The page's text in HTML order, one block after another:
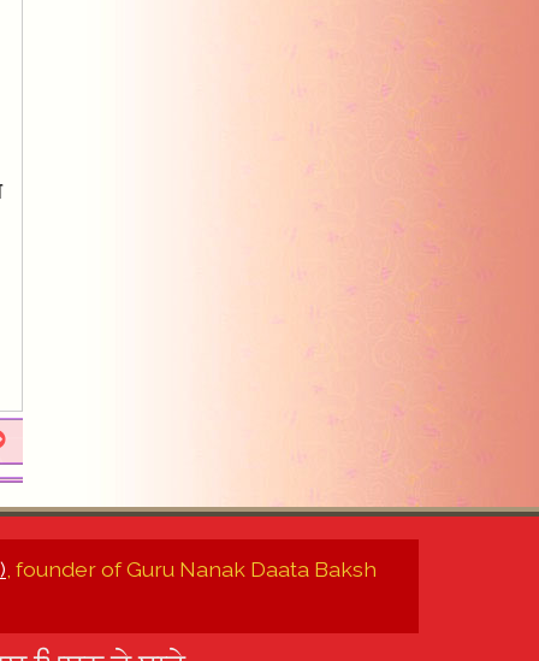
, founder of Guru Nanak Daata Baksh